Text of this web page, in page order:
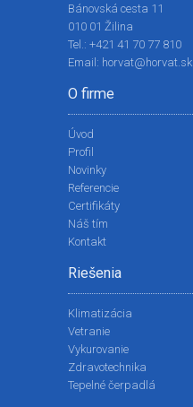
Bánovská cesta 11
010 01 Žilina
Tel.: +421 41 70 77 810
Email: horvat@horvat.sk
O firme
Úvod
Profil
Novinky
Referencie
Certifikáty
Náš tím
Kontakt
Riešenia
Klimatizácia
Vetranie
Vykurovanie
Zdravotechnika
Tepelné čerpadlá